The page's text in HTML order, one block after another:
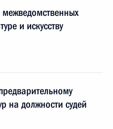
и искусству
на должности судей